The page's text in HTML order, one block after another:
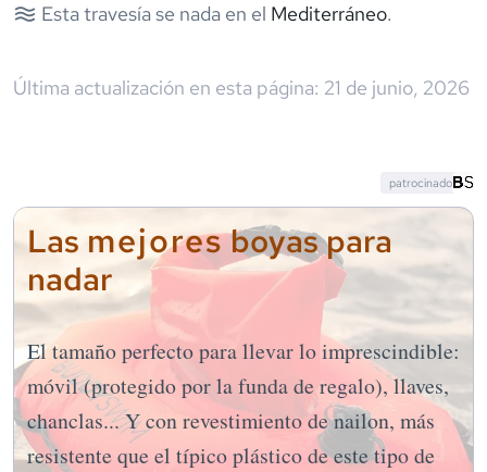
Esta travesía se nada en el Mediterráneo.
Última actualización en esta página: 21 de junio, 2026
Las mejoresboyas para
nadar
El tamaño perfecto para llevar lo imprescindible:
móvil (protegido por la funda de regalo), llaves,
chanclas... Y con revestimiento de nailon, más
resistente que el típico plástico de este tipo de
patrocinado